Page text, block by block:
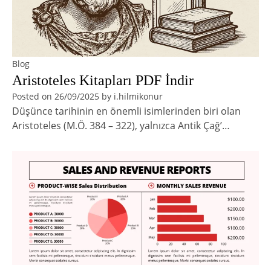
Blog
Aristoteles Kitapları PDF İndir
Posted on 26/09/2025 by i.hilmikonur
Düşünce tarihinin en önemli isimlerinden biri olan
Aristoteles (M.Ö. 384 – 322), yalnızca Antik Çağ’…